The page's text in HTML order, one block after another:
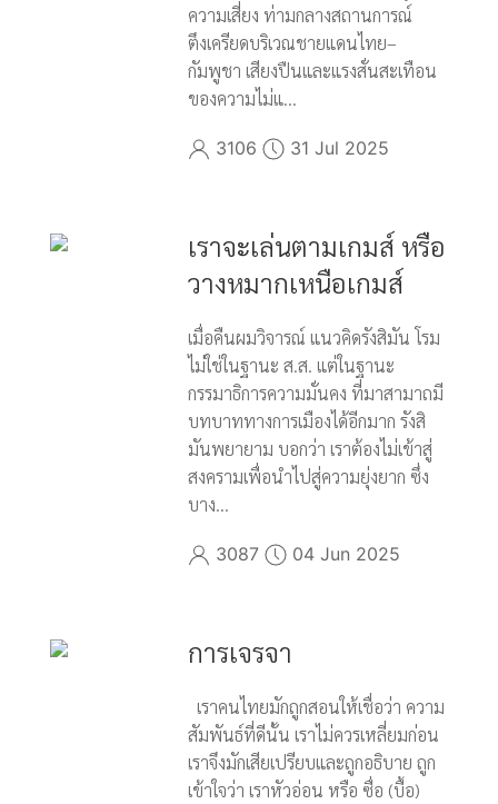
ความเสี่ยง ท่ามกลางสถานการณ์
ตึงเครียดบริเวณชายแดนไทย–
กัมพูชา เสียงปืนและแรงสั่นสะเทือน
ของความไม่แ...
3106 31 Jul 2025
เราจะเล่นตามเกมส์ หรือ
วางหมากเหนือเกมส์
เมื่อคืนผมวิจารณ์ แนวคิดรังสิมัน โรม
ไม่ใช่ในฐานะ ส.ส. แต่ในฐานะ
กรรมาธิการความมั่นคง ที่มาสามาถมี
บทบาททางการเมืองได้อีกมาก รังสิ
มันพยายาม บอกว่า เราต้องไม่เข้าสู่
สงครามเพื่อนำไปสู่ความยุ่งยาก ซึ่ง
บาง...
3087 04 Jun 2025
การเจรจา
เราคนไทยมักถูกสอนให้เชื่อว่า ความ
สัมพันธ์ที่ดีนั้น เราไม่ควรเหลี่ยมก่อน
เราจึงมักเสียเปรียบและถูกอธิบาย ถูก
เข้าใจว่า เราหัวอ่อน หรือ ซื่อ (บื้อ)